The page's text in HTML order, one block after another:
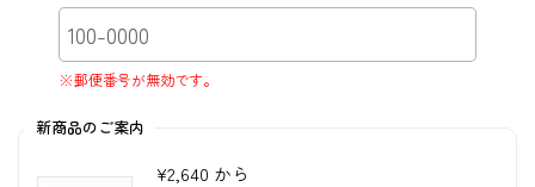
※郵便番号が無効です。
新商品のご案内
¥2,640 から